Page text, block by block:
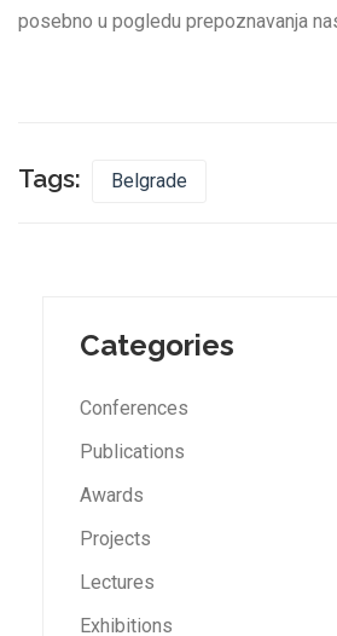
posebno u pogledu prepoznavanja
Tags: Belgrade
Categories
Conferences
Publications
Awards
Projects
Lectures
Exhibitions